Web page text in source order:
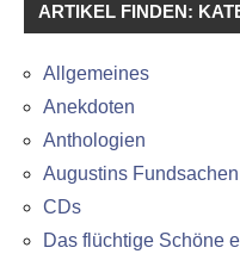
ARTIKEL FINDEN:
Allgemeines
Anekdoten
Anthologien
Augustins Fundsachen
CDs
Das flüchtige Schöne